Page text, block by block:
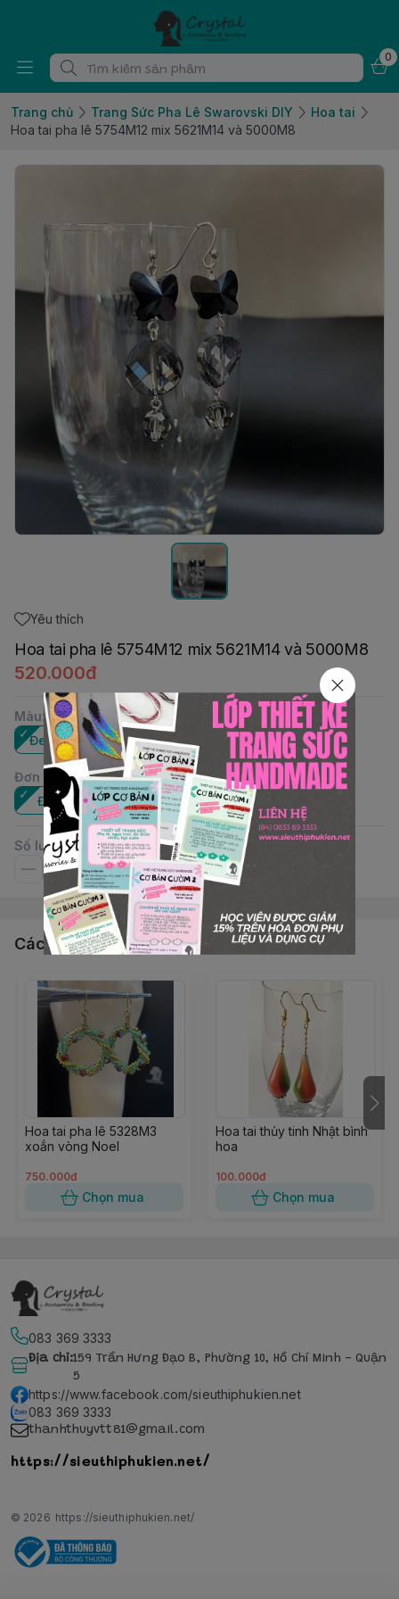
0
Trang chủ Trang Sức Pha Lê Swarovski DIY
Hoa tai
Hoa tai pha lê 5754M12 mix 5621M14 và 5000M8
Yêu thích
Hoa tai pha lê 5754M12 mix 5621M14 và 5000M8
520.000đ
Màu:
Đen - Sini
Đơn vị
Đôi
Số lượng
Các sản phẩm, dịch vụ khác
Hoa tai pha lê 5328M3
xoắn vòng Noel
750.000đ
Chọn mua
Hoa tai thủy tinh Nhật bình
hoa
100.000đ
Chọn mua
083 369 3333
Địa chỉ:159 Trần Hưng Đạo B, Phường 10, Hồ Chí Minh - Quận
5
https://www.facebook.com/sieuthiphukien.net
083 369 3333
thanhthuyvtt81@gmail.com
https://sieuthiphukien.net/
© 2026 https://sieuthiphukien.net/